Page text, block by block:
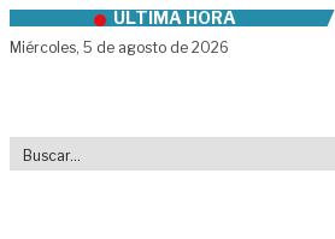
Skip to contentÚLTIMA HORA
Miércoles, 5 de agosto de 2026